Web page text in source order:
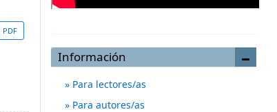
PDF
Información
Para lectores/as
Para autores/as